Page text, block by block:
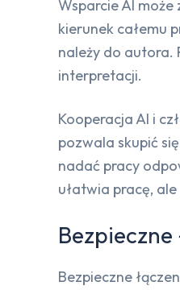
Wsparcie AI
kierunek całemu
należy do autora.
interpretacji.
Kooperacja AI i
pozwala skupić
nadać pracy
ułatwia pracę,
Bezpieczne